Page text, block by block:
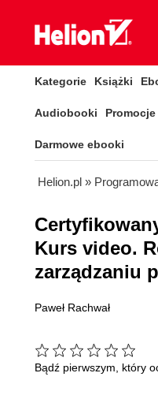
Kategorie Książki
Audiobooki Promocje
Darmowe ebooki
Helion.pl »
Kurs video.
zarządzaniu
Paweł Rachwał
Bądź pierwszym, który